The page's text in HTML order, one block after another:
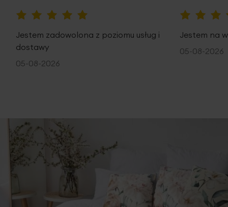
Jestem zadowolona z poziomu usług i
dostawy
05-08-2026
Jestem na
05-08-2026